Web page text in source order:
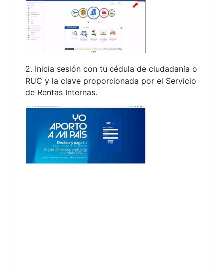
2. Inicia sesión con tu cédula de ciudadanía o
RUC y la clave proporcionada por el Servicio
de Rentas Internas.